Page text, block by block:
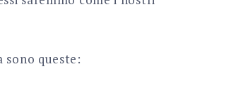
sono queste: